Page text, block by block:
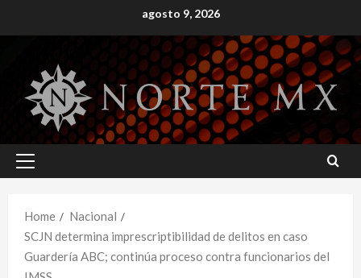
to
agosto 9, 2026
Primary
Home
Nacional
SCJN determina imprescriptibilidad de delitos en caso
Guardería ABC; continúa proceso contra funcionarios del